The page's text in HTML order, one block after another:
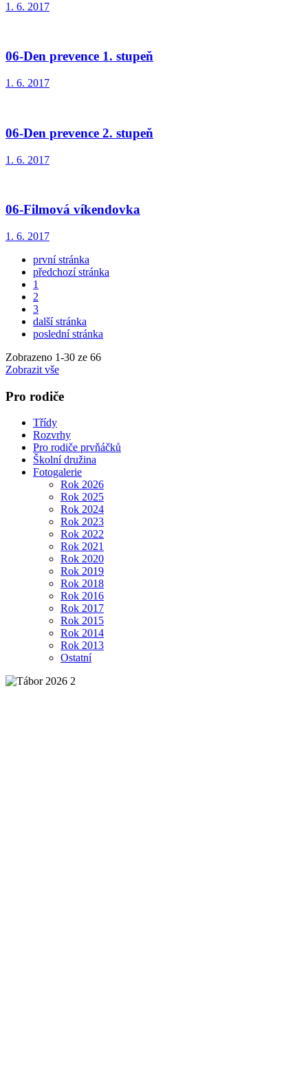
1. 6. 2017
06-Den prevence 1. stupeň
1. 6. 2017
06-Den prevence 2. stupeň
1. 6. 2017
06-Filmová víkendovka
1. 6. 2017
první stránka
předchozí stránka
1
2
3
další stránka
poslední stránka
Zobrazeno 1-30 ze 66
Zobrazit vše
Pro rodiče
Třídy
Rozvrhy
Pro rodiče prvňáčků
Školní družina
Fotogalerie
Rok 2026
Rok 2025
Rok 2024
Rok 2023
Rok 2022
Rok 2021
Rok 2020
Rok 2019
Rok 2018
Rok 2016
Rok 2017
Rok 2015
Rok 2014
Rok 2013
Ostatní